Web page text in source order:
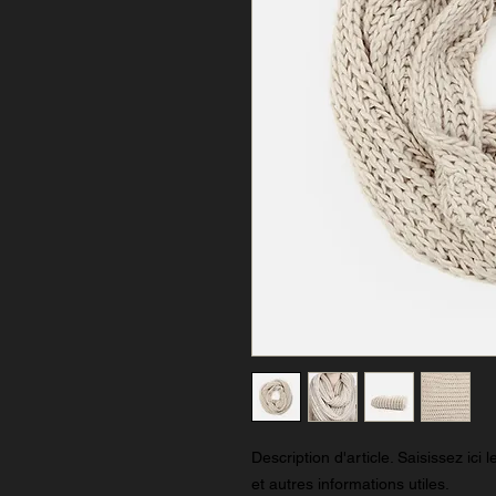
Description d'article. Saisissez ici
et autres informations utiles.